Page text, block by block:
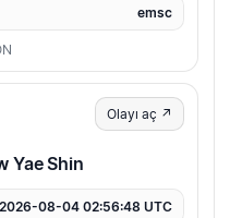
emsc
Olayı aç ↗
Yae Shin
2026-08-04 02:56:48 UTC